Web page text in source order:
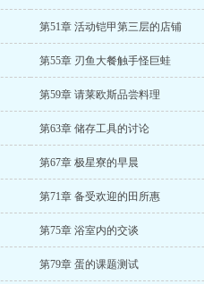
第51章 活动铠甲第三层的店铺
第55章 刃鱼大餐触手怪巨蛙
第59章 请莱欧斯品尝料理
第63章 储存工具的讨论
第67章 极星寮的早晨
第71章 备受欢迎的田所惠
第75章 浴室内的交谈
第79章 蛋的课题测试